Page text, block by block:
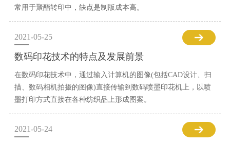
常用于聚酯转印中，缺点是制版成本高。
2021-05-25
数码印花技术的特点及发展前景
在数码印花技术中，通过输入计算机的图像(包括CAD设计、扫
描、数码相机拍摄的图像)直接传输到数码喷墨印花机上，以喷
墨打印方式直接在各种纺织品上形成图案。
2021-05-24